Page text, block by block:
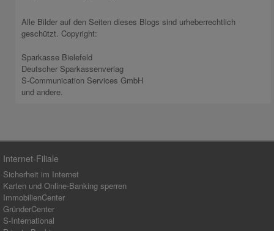
Alle Bilder auf den Seiten dieses Blogs sind urheberrechtlich
geschützt. Copyright:
Sparkasse Bielefeld
Deutscher Sparkassenverlag
S-Communication Services GmbH
und andere.
Internet-Filiale
Sicherheit im Internet
Karten und Online-Banking sperren
ImmobilienCenter
GründerCenter
S-International